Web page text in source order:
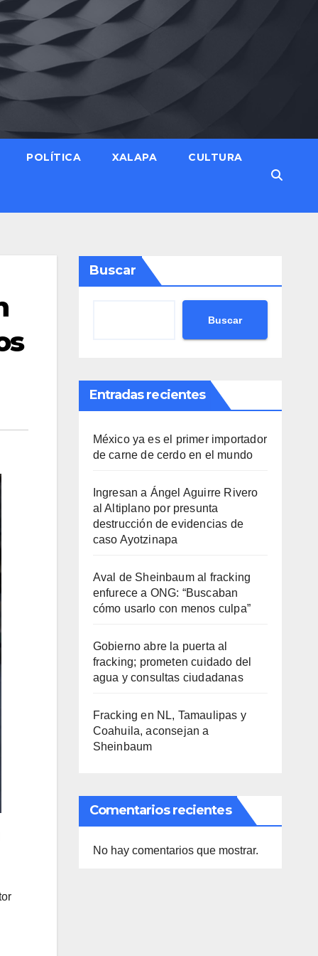
POLÍTICA XALAPA CULTURA
Buscar
Buscar
Entradas recientes
México ya es el primer importador
de carne de cerdo en el mundo
Ingresan a Ángel Aguirre Rivero
al Altiplano por presunta
destrucción de evidencias de
caso Ayotzinapa
Aval de Sheinbaum al fracking
enfurece a ONG: “Buscaban
cómo usarlo con menos culpa”
Gobierno abre la puerta al
fracking; prometen cuidado del
agua y consultas ciudadanas
Fracking en NL, Tamaulipas y
Coahuila, aconsejan a
Sheinbaum
Comentarios recientes
No hay comentarios que mostrar.